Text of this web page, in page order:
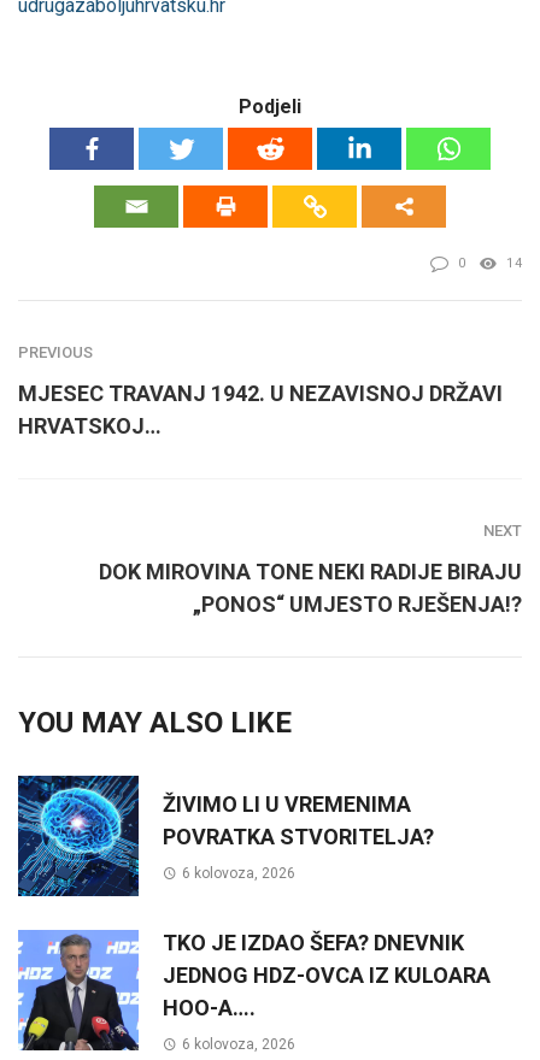
udrugazaboljuhrvatsku.hr
Podjeli
0 14
PREVIOUS
MJESEC TRAVANJ 1942. U NEZAVISNOJ DRŽAVI
HRVATSKOJ…
NEXT
DOK MIROVINA TONE NEKI RADIJE BIRAJU
„PONOS“ UMJESTO RJEŠENJA!?
YOU MAY ALSO LIKE
ŽIVIMO LI U VREMENIMA
POVRATKA STVORITELJA?
6 kolovoza, 2026
TKO JE IZDAO ŠEFA? DNEVNIK
JEDNOG HDZ-OVCA IZ KULOARA
HOO-A….
6 kolovoza, 2026